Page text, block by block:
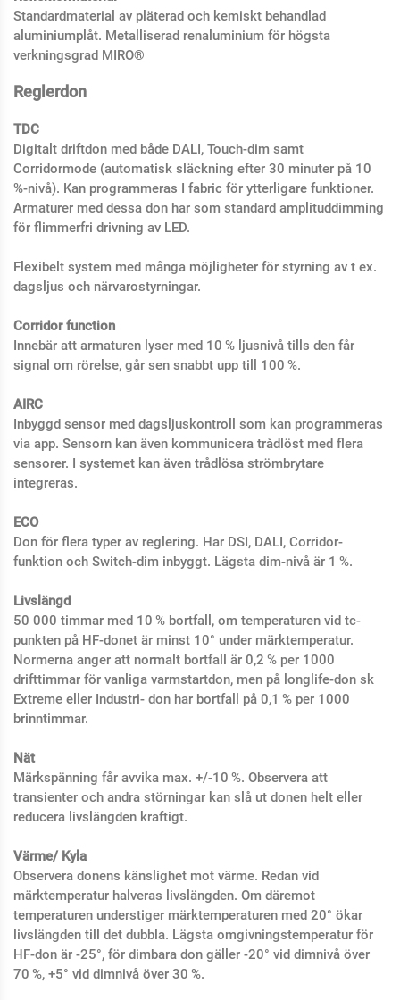
Standardmaterial av pläterad och kemiskt behandlad
aluminiumplåt. Metalliserad renaluminium för högsta
verkningsgrad MIRO®
Reglerdon
TDC
Digitalt driftdon med både DALI, Touch-dim samt
Corridormode (automatisk släckning efter 30 minuter på 10
%-nivå). Kan programmeras I fabric för ytterligare funktioner.
Armaturer med dessa don har som standard amplituddimming
för flimmerfri drivning av LED.
Flexibelt system med många möjligheter för styrning av t ex.
dagsljus och närvarostyrningar.
Corridor function
Innebär att armaturen lyser med 10 % ljusnivå tills den får
signal om rörelse, går sen snabbt upp till 100 %.
AIRC
Inbyggd sensor med dagsljuskontroll som kan programmeras
via app. Sensorn kan även kommunicera trådlöst med flera
sensorer. I systemet kan även trådlösa strömbrytare
integreras.
ECO
Don för flera typer av reglering. Har DSI, DALI, Corridor-
funktion och Switch-dim inbyggt. Lägsta dim-nivå är 1 %.
Livslängd
50 000 timmar med 10 % bortfall, om temperaturen vid tc-
punkten på HF-donet är minst 10° under märktemperatur.
Normerna anger att normalt bortfall är 0,2 % per 1000
drifttimmar för vanliga varmstartdon, men på longlife-don sk
Extreme eller Industri- don har bortfall på 0,1 % per 1000
brinntimmar.
Nät
Märkspänning får avvika max. +/-10 %. Observera att
transienter och andra störningar kan slå ut donen helt eller
reducera livs­längden kraftigt.
Värme/ Kyla
Observera donens känslighet mot värme. Redan vid
märktemperatur halveras livslängden. Om däremot
temperaturen understiger märktemperaturen med 20° ökar
livslängden till det dubbla. Lägsta omgivningstemperatur för
HF-don är -25°, för dimbara don gäller -20° vid dimnivå över
70 %, +5° vid dimnivå över 30 %.